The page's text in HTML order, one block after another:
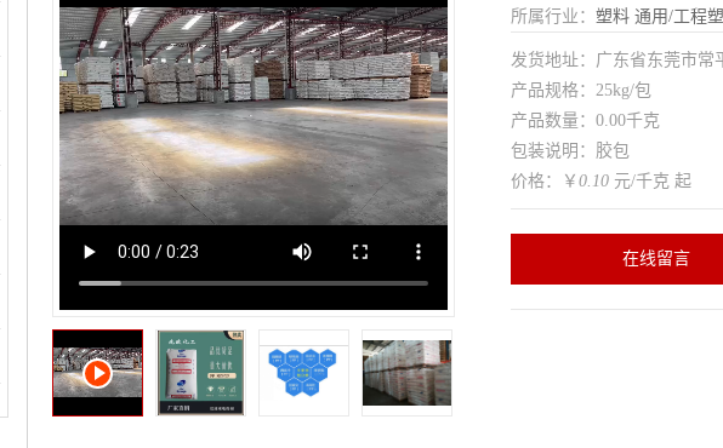
所属行业： 塑料 通用/工程
发货地址：广东省东莞市常
产品规格：25kg/包
产品数量：0.00千克
包装说明：胶包
价格：￥ 0.10 元/千克 起
在线留言